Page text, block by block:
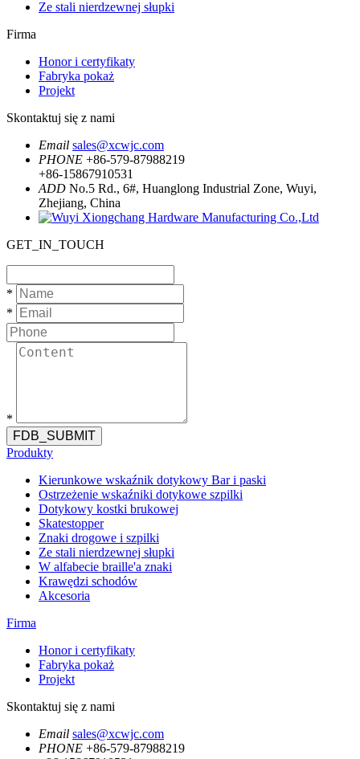
Ze stali nierdzewnej słupki
Firma
Honor i certyfikaty
Fabryka pokaż
Projekt
Skontaktuj się z nami
Email sales@xcwjc.com
PHONE +86-579-87988219
+86-15867910531
ADD No.5 Rd., 6#, Huanglong Industrial Zone, Wuyi,
Zhejiang, China
GET_IN_TOUCH
*
*
*
FDB_SUBMIT
Produkty
Kierunkowe wskaźnik dotykowy Bar i paski
Ostrzeżenie wskaźniki dotykowe szpilki
Dotykowy kostki brukowej
Skatestopper
Znaki drogowe i szpilki
Ze stali nierdzewnej słupki
W alfabecie braille'a znaki
Krawędzi schodów
Akcesoria
Firma
Honor i certyfikaty
Fabryka pokaż
Projekt
Skontaktuj się z nami
Email sales@xcwjc.com
PHONE +86-579-87988219